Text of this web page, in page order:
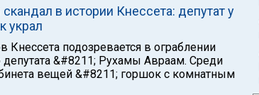
в истории Кнессета: депутат у
украл
Кнессета подозревается в ограблении
депутата &#8211; Рухамы Авраам. Среди
вещей &#8211; горшок с комнатным